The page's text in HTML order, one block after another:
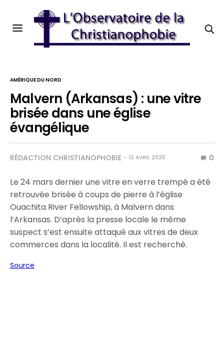
AMÉRIQUE DU NORD
Malvern (Arkansas) : une vitre
brisée dans une église
évangélique
RÉDACTION CHRISTIANOPHOBIE 12 AVRIL 2025 0
Le 24 mars dernier une vitre en verre trempé a été
retrouvée brisée à coups de pierre à l’église
Ouachita River Fellowship, à Malvern dans
l’Arkansas. D’après la presse locale le même
suspect s’est ensuite attaqué aux vitres de deux
commerces dans la localité. Il est recherché.
Source